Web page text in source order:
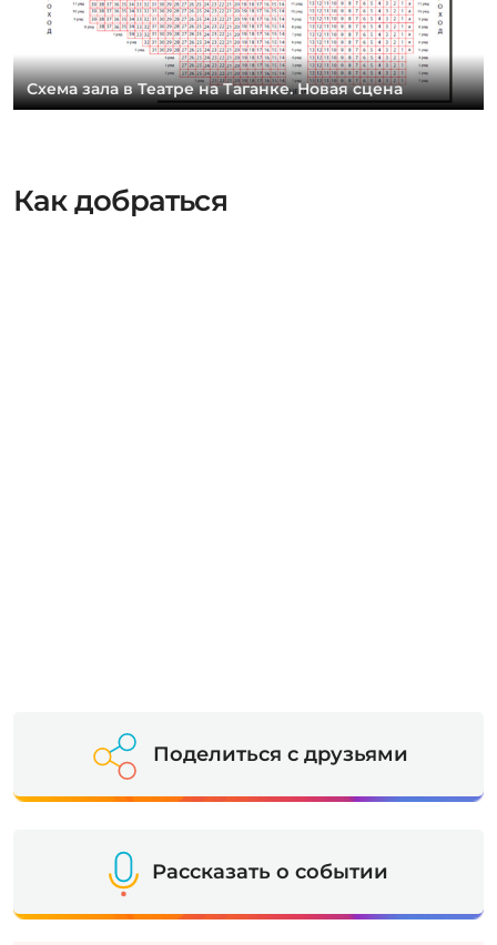
Схема зала в Театре на Таганке. Новая сцена
Как добраться
Поделиться с друзьями
Рассказать о событии